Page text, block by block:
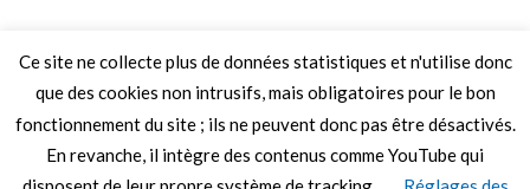
Ce site ne collecte plus de données statistiques et n'utilise donc
que des cookies non intrusifs, mais obligatoires pour le bon
fonctionnement du site ; ils ne peuvent donc pas être désactivés.
En revanche, il intègre des contenus comme YouTube qui